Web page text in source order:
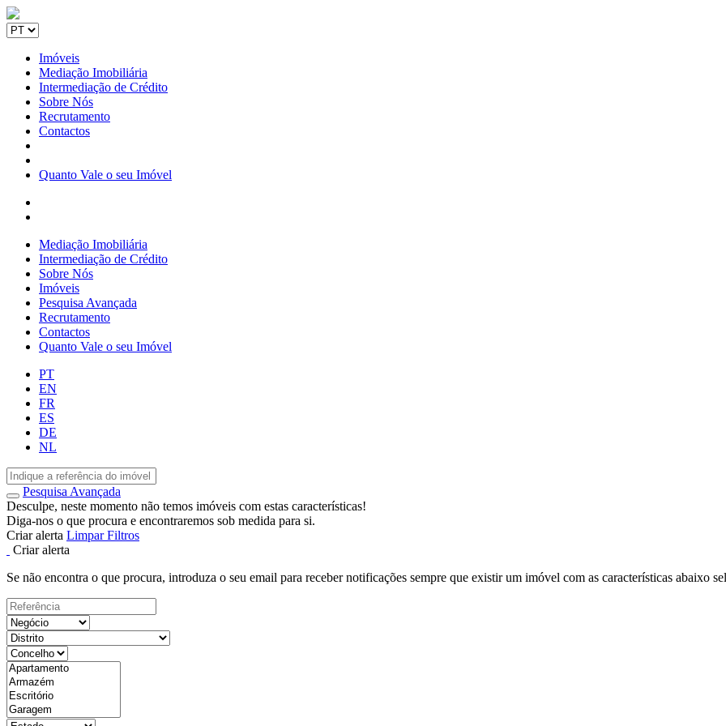
Imóveis
Mediação Imobiliária
Intermediação de Crédito
Sobre Nós
Recrutamento
Contactos
Quanto Vale o seu Imóvel
Mediação Imobiliária
Intermediação de Crédito
Sobre Nós
Imóveis
Pesquisa Avançada
Recrutamento
Contactos
Quanto Vale o seu Imóvel
PT
EN
FR
ES
DE
NL
Pesquisa Avançada
Desculpe, neste momento não temos imóveis com estas características!
Diga-nos o que procura e encontraremos sob medida para si.
Criar alerta Limpar Filtros
Criar alerta
Se não encontra o que procura, introduza o seu email para receber notificações sempre que existir um imóvel com as características abaixo